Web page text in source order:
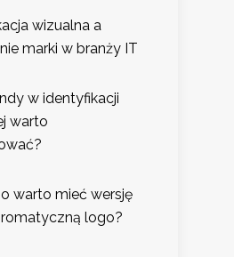
wizualna a
marki w branży IT
w identyfikacji
warto
warto mieć wersję
logo?